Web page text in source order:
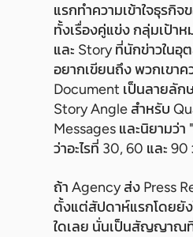
แรกทำความเข้าใจธุรกิ
ทั้งเรื่องคู่แข่ง กลุ่มเป้า
และ Story ที่นักข่าวใน
อยากเขียนถึง พวกเขา
Document เป็นลายลั
Story Angle สำหรับ
Messages และนิยามว่า
ว่าอะไรที่ 30, 60 และ 90
ถ้า Agency ส่ง Press
ตั้งแต่สัปดาห์แรกโดยยั
ใดเลย นั่นเป็นสัญญาณ